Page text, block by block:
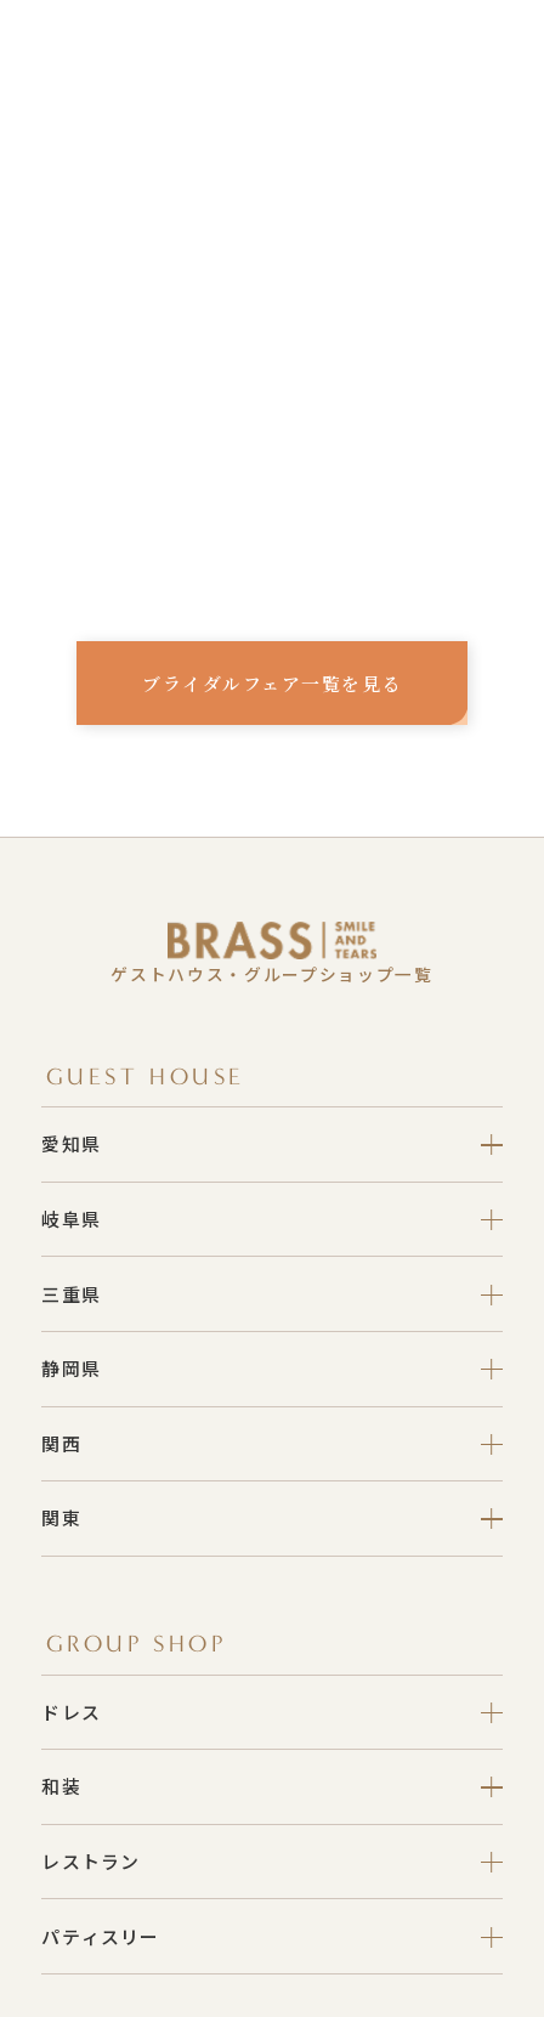
ブライダルフェア一覧を見る
ゲストハウス・グループショップ一覧
GUEST HOUSE
愛知県
岐阜県
三重県
静岡県
関西
関東
GROUP SHOP
ドレス
和装
レストラン
パティスリー